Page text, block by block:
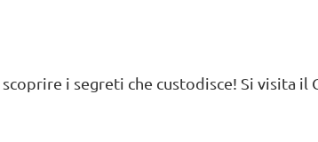
i segreti che custodisce! Si visita il